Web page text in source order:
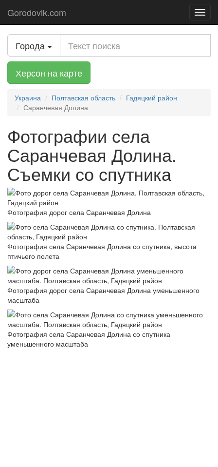
Gorodovik.com
Города
Херсон на карте
Украина Полтавская область
Гадяцкий район
Саранчевая Долина
Фотографии села
Саранчевая Долина.
Съемки со спутника
Фотография дорог села Саранчевая Долина
Фотография села Саранчевая Долина со спутника, высота
птичьего полета
Фотография дорог села Саранчевая Долина уменьшенного
масштаба
Фотография села Саранчевая Долина со спутника
уменьшенного масштаба